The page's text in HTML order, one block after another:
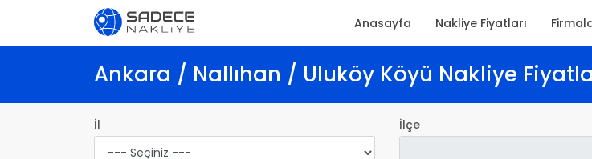
Ankara / Nallıhan / Uluköy Köyü Nakliye
İl İlçe
Anasayfa Nakliye Fiyatları